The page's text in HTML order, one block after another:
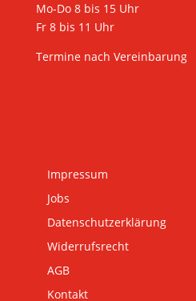
Mo-Do 8 bis 15 Uhr
Fr 8 bis 11 Uhr
Termine nach Vereinbarung
Impressum
Jobs
Datenschutzerklärung
Widerrufsrecht
AGB
Kontakt